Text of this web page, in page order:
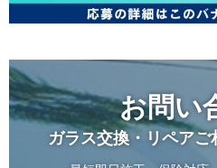
お問い
ガラス交換・リペア